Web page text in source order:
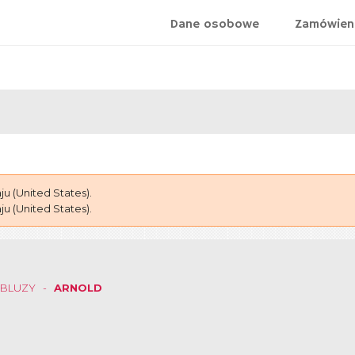
Dane osobowe
(United States).
(United States).
BLUZY ARNOLD